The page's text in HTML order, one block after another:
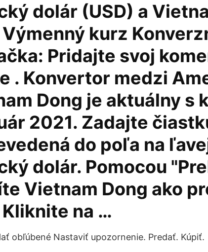
dolár (USD) a
kurz
Pridajte svoj
. Konvertor medzi
Dong je aktuálny s
2021. Zadajte
do poľa na
dolár. Pomocou
Vietnam Dong ako
na …
obľúbené Nastaviť upozornenie. Predať. Kúpiť.